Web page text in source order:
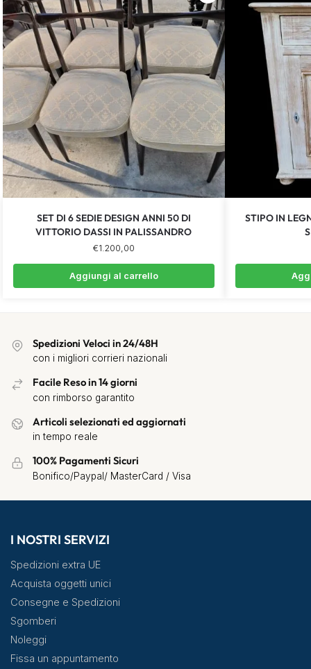
SET DI 6 SEDIE DESIGN ANNI 50 DI
VITTORIO DASSI IN PALISSANDRO
€1.200,00
Aggiungi al carrello
STIPO IN
Spedizioni Veloci in 24/48H
con i migliori corrieri nazionali
Facile Reso in 14 giorni
con rimborso garantito
Articoli selezionati ed aggiornati
in tempo reale
100% Pagamenti Sicuri
Bonifico/Paypal/ MasterCard / Visa
I NOSTRI SERVIZI
Spedizioni extra UE
Acquista oggetti unici
Consegne e Spedizioni
Sgomberi
Noleggi
Fissa un appuntamento